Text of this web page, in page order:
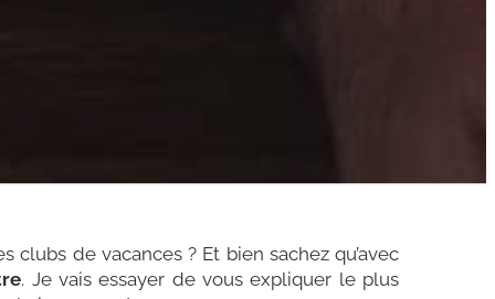
de vacances ? Et bien sachez qu’avec
. Je vais essayer de vous expliquer le plus